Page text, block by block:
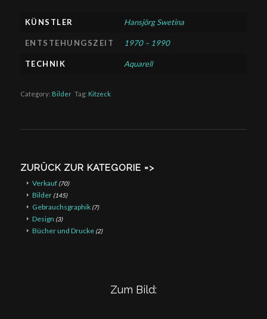
KÜNSTLER Hansjörg Swetina
ENTSTEHUNGSZEIT 1970 – 1990
TECHNIK Aquarell
Category: Bilder Tag: Kitzeck
ZURÜCK ZUR KATEGORIE =>
Verkauf (70)
Bilder (145)
Gebrauchsgraphik (7)
Design (3)
Bücher und Drucke (2)
Zum Bild: